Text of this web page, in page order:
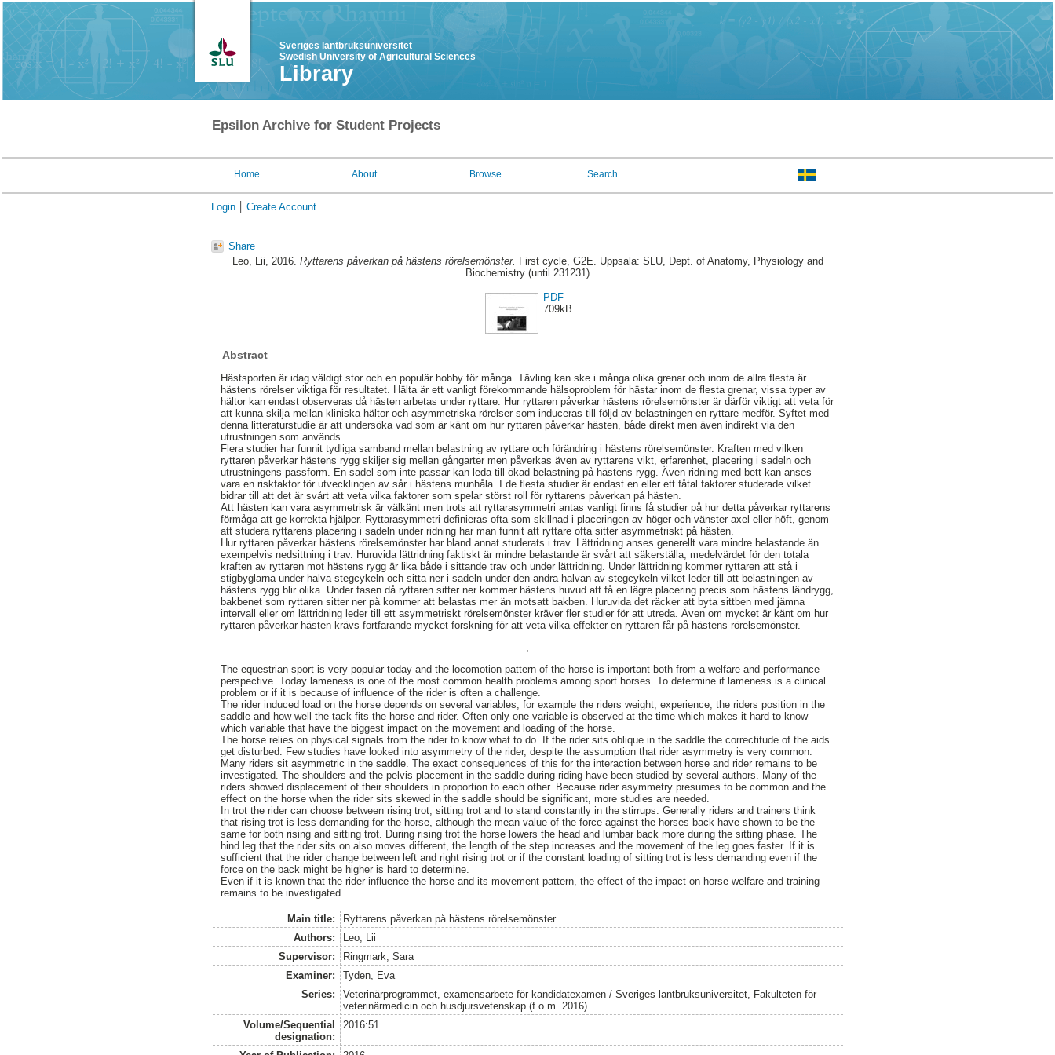
Sveriges lantbruksuniversitet
Swedish University of Agricultural Sciences
Library
Epsilon Archive for Student Projects
Home About Browse Search
Login Create Account
Share
Leo, Lii, 2016. Ryttarens påverkan på hästens rörelsemönster. First cycle, G2E. Uppsala: SLU, Dept. of Anatomy, Physiology and
Biochemistry (until 231231)
PDF
709kB
Abstract
Hästsporten är idag väldigt stor och en populär hobby för många. Tävling kan ske i många olika grenar och inom de allra flesta är
hästens rörelser viktiga för resultatet. Hälta är ett vanligt förekommande hälsoproblem för hästar inom de flesta grenar, vissa typer av
hältor kan endast observeras då hästen arbetas under ryttare. Hur ryttaren påverkar hästens rörelsemönster är därför viktigt att veta för
att kunna skilja mellan kliniska hältor och asymmetriska rörelser som induceras till följd av belastningen en ryttare medför. Syftet med
denna litteraturstudie är att undersöka vad som är känt om hur ryttaren påverkar hästen, både direkt men även indirekt via den
utrustningen som används.
Flera studier har funnit tydliga samband mellan belastning av ryttare och förändring i hästens rörelsemönster. Kraften med vilken
ryttaren påverkar hästens rygg skiljer sig mellan gångarter men påverkas även av ryttarens vikt, erfarenhet, placering i sadeln och
utrustningens passform. En sadel som inte passar kan leda till ökad belastning på hästens rygg. Även ridning med bett kan anses
vara en riskfaktor för utvecklingen av sår i hästens munhåla. I de flesta studier är endast en eller ett fåtal faktorer studerade vilket
bidrar till att det är svårt att veta vilka faktorer som spelar störst roll för ryttarens påverkan på hästen.
Att hästen kan vara asymmetrisk är välkänt men trots att ryttarasymmetri antas vanligt finns få studier på hur detta påverkar ryttarens
förmåga att ge korrekta hjälper. Ryttarasymmetri definieras ofta som skillnad i placeringen av höger och vänster axel eller höft, genom
att studera ryttarens placering i sadeln under ridning har man funnit att ryttare ofta sitter asymmetriskt på hästen.
Hur ryttaren påverkar hästens rörelsemönster har bland annat studerats i trav. Lättridning anses generellt vara mindre belastande än
exempelvis nedsittning i trav. Huruvida lättridning faktiskt är mindre belastande är svårt att säkerställa, medelvärdet för den totala
kraften av ryttaren mot hästens rygg är lika både i sittande trav och under lättridning. Under lättridning kommer ryttaren att stå i
stigbyglarna under halva stegcykeln och sitta ner i sadeln under den andra halvan av stegcykeln vilket leder till att belastningen av
hästens rygg blir olika. Under fasen då ryttaren sitter ner kommer hästens huvud att få en lägre placering precis som hästens ländrygg,
bakbenet som ryttaren sitter ner på kommer att belastas mer än motsatt bakben. Huruvida det räcker att byta sittben med jämna
intervall eller om lättridning leder till ett asymmetriskt rörelsemönster kräver fler studier för att utreda. Även om mycket är känt om hur
ryttaren påverkar hästen krävs fortfarande mycket forskning för att veta vilka effekter en ryttaren får på hästens rörelsemönster.
The equestrian sport is very popular today and the locomotion pattern of the horse is important both from a welfare and performance
perspective. Today lameness is one of the most common health problems among sport horses. To determine if lameness is a clinical
problem or if it is because of influence of the rider is often a challenge.
The rider induced load on the horse depends on several variables, for example the riders weight, experience, the riders position in the
saddle and how well the tack fits the horse and rider. Often only one variable is observed at the time which makes it hard to know
which variable that have the biggest impact on the movement and loading of the horse.
The horse relies on physical signals from the rider to know what to do. If the rider sits oblique in the saddle the correctitude of the aids
get disturbed. Few studies have looked into asymmetry of the rider, despite the assumption that rider asymmetry is very common.
Many riders sit asymmetric in the saddle. The exact consequences of this for the interaction between horse and rider remains to be
investigated. The shoulders and the pelvis placement in the saddle during riding have been studied by several authors. Many of the
riders showed displacement of their shoulders in proportion to each other. Because rider asymmetry presumes to be common and the
effect on the horse when the rider sits skewed in the saddle should be significant, more studies are needed.
In trot the rider can choose between rising trot, sitting trot and to stand constantly in the stirrups. Generally riders and trainers think
that rising trot is less demanding for the horse, although the mean value of the force against the horses back have shown to be the
same for both rising and sitting trot. During rising trot the horse lowers the head and lumbar back more during the sitting phase. The
hind leg that the rider sits on also moves different, the length of the step increases and the movement of the leg goes faster. If it is
sufficient that the rider change between left and right rising trot or if the constant loading of sitting trot is less demanding even if the
force on the back might be higher is hard to determine.
Even if it is known that the rider influence the horse and its movement pattern, the effect of the impact on horse welfare and training
remains to be investigated.
Main title:
Ryttarens påverkan på hästens rörelsemönster
Authors:
Leo, Lii
Supervisor:
Ringmark, Sara
Examiner:
Tyden, Eva
Series:
Veterinärprogrammet, examensarbete för kandidatexamen / Sveriges lantbruksuniversitet, Fakulteten för
veterinärmedicin och husdjursvetenskap (f.o.m. 2016)
Volume/Sequential
designation:
2016:51